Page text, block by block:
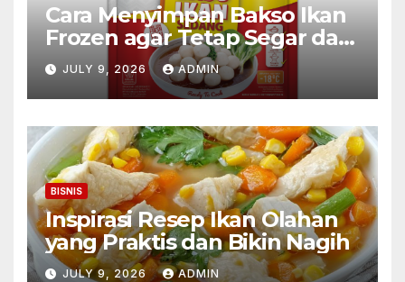
Cara Menyimpan Bakso Ikan
Frozen agar Tetap Segar dan
Awet
JULY 9, 2026 ADMIN
BISNIS
Inspirasi Resep Ikan Olahan
yang Praktis dan Bikin Nagih
JULY 9, 2026 ADMIN